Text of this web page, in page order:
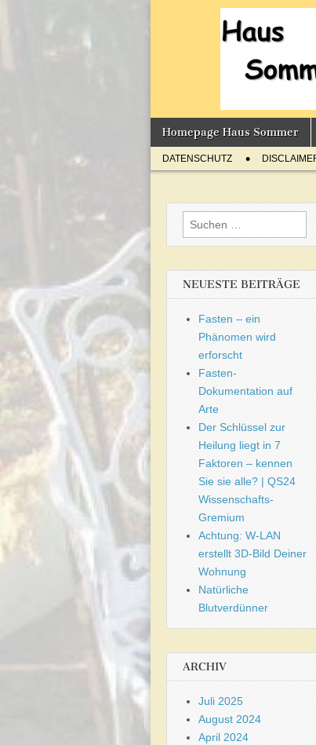
BLOG
Main
menu
Skip
content
Homepage Haus Sommer
Sub
menu
DATENSCHUTZ
Suchen
nach:
NEUESTE BEITRÄGE
Fasten – ein
Phänomen wird
erforscht
Fasten-
Dokumentation auf
Arte
Der Schlüssel zur
Heilung liegt in 7
Faktoren – kennen
Sie sie alle? | QS24
Wissenschafts-
Gremium
Achtung: W-LAN
erstellt 3D-Bild Deiner
Wohnung
Natürliche
Blutverdünner
ARCHIV
Juli 2025
August 2024
April 2024